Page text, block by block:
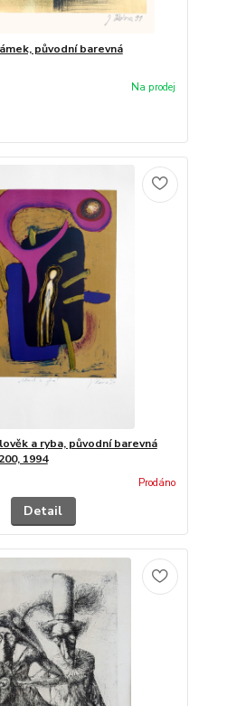
původní barevná
a ryba, původní barevná
1994
Prodáno
Detail